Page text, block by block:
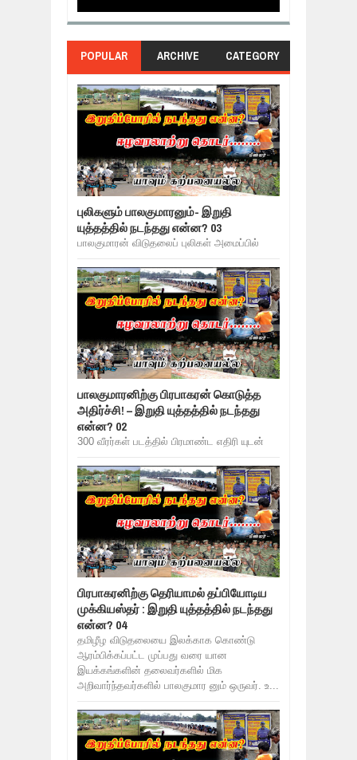
POPULAR ARCHIVE CATEGORY
புலிகளும் பாலகுமாரனும்- இறுதி
யுத்தத்தில் நடந்தது என்ன? 03
பாலகுமாரன் விடுதலைப் புலிகள் அமைப்பில்
பாலகுமாரனிற்கு பிரபாகரன் கொடுத்த
அதிர்ச்சி! – இறுதி யுத்தத்தில் நடந்தது
என்ன? 02
300 வீரர்கள் படத்தில் பிரமாண்ட எதிரி யுடன்
பிரபாகரனிற்கு தெரியாமல் தப்பியோடிய
முக்கியஸ்தர் : இறுதி யுத்தத்தில் நடந்தது
என்ன? 04
தமிழீழ விடுதலையை இலக்காக கொண்டு
ஆரம்பிக்கப்பட்ட முப்பது வரை யான
இயக்கங்களின் தலைவர்களில் மிக
அறிவார்ந்தவர்களில் பாலகுமார னும் ஒருவர். உ...